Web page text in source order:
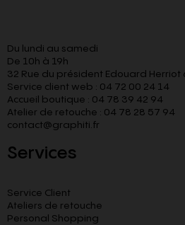
Du lundi au samedi
De 10h à 19h
32 Rue du président Edouard Herriot
Service client web : 04 72 00 24 14
Accueil boutique : 04 78 39 42 94
Atelier de retouche : 04 78 28 57 94
contact@graphiti.fr
Services
Service Client
Ateliers de retouche
Personal Shopping